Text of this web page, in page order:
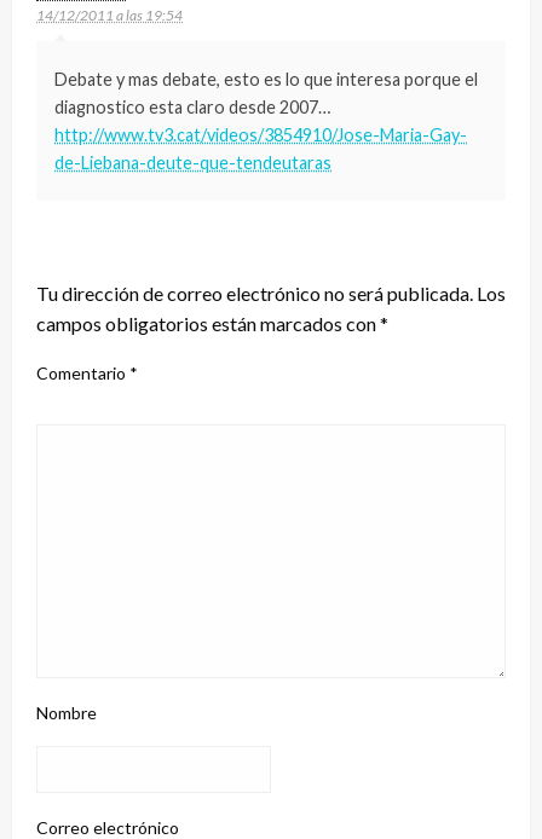
14/12/2011 a las 19:54
Debate y mas debate, esto es lo que interesa porque el
diagnostico esta claro desde 2007…
http://www.tv3.cat/videos/3854910/Jose-Maria-Gay-
de-Liebana-deute-que-tendeutaras
Tu dirección de correo electrónico no será publicada. Los
campos obligatorios están marcados con*
Comentario *
Nombre
Correo electrónico